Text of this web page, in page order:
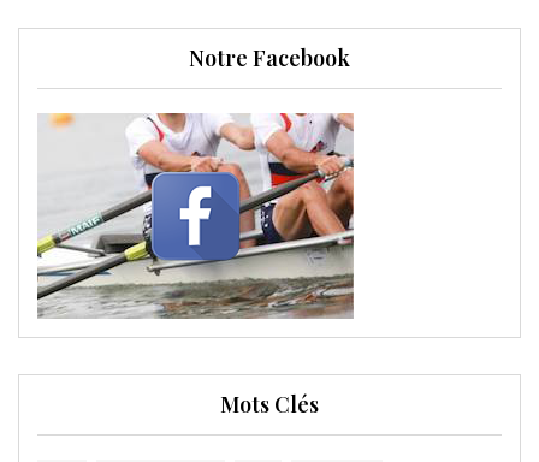
Notre Facebook
Mots Clés